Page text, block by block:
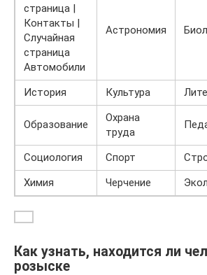
страница |
Контакты |
Случайная
страница
Автомобили
Астрономия
История Культура
Образование
Охрана
труда
Социология Спорт
Химия
Черчение
Как узнать, находится ли
розыске